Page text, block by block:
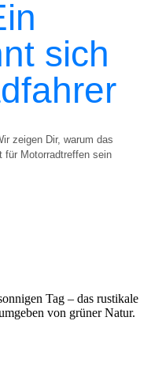
sich
zeigen Dir, warum das
für Motorradtreffen sein